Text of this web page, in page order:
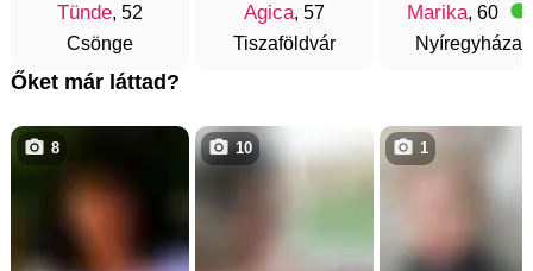
Tünde, 52
Csönge
Agica, 57
Tiszaföldvár
Marika, 60
Nyíregyháza
Őket már láttad?
8 10 1